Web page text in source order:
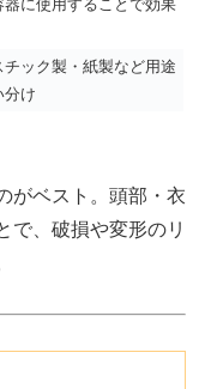
器に使用することで効果
チック製・紙製など用途
分け
がベスト。頭部・衣
で、破損や変形のリ